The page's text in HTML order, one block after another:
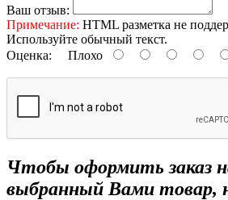
Ваш отзыв:
Примечание: HTML разметка не
Используйте обычный текст.
Оценка: Плохо
Чтобы оформить заказ
выбранный Вами товар,